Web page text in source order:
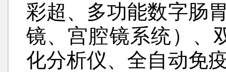
彩超、多功能数字肠
镜、宫腔镜系统）、
化分析仪、全自动免